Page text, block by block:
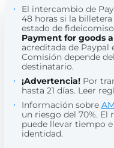
El intercambio de
48 horas si la
estado de
Payment for goods
acreditada de Paypal
Comisión depende
destinatario.
¡Advertencia!Por
hasta 21 días. Leer
Información sobre
un riesgo del 70%.
puede llevar tiempo
identidad.